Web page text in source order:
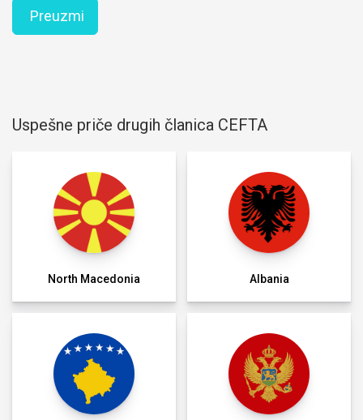
Preuzmi
Uspešne priče drugih članica CEFTA
North Macedonia Albania